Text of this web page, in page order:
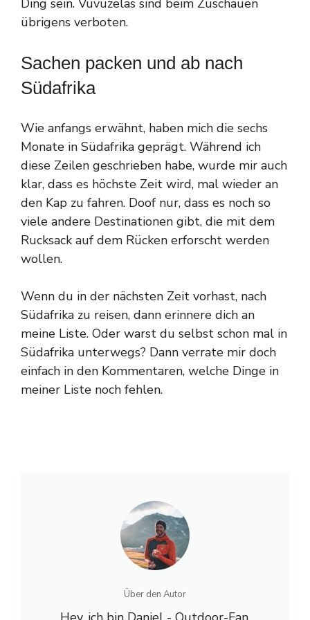
Ding sein. Vuvuzelas sind beim Zuschauen
übrigens verboten.
Sachen packen und ab nach
Südafrika
Wie anfangs erwähnt, haben mich die sechs
Monate in Südafrika geprägt. Während ich
diese Zeilen geschrieben habe, wurde mir auch
klar, dass es höchste Zeit wird, mal wieder an
den Kap zu fahren. Doof nur, dass es noch so
viele andere Destinationen gibt, die mit dem
Rucksack auf dem Rücken erforscht werden
wollen.
Wenn du in der nächsten Zeit vorhast, nach
Südafrika zu reisen, dann erinnere dich an
meine Liste. Oder warst du selbst schon mal in
Südafrika unterwegs? Dann verrate mir doch
einfach in den Kommentaren, welche Dinge in
meiner Liste noch fehlen.
Über den Autor